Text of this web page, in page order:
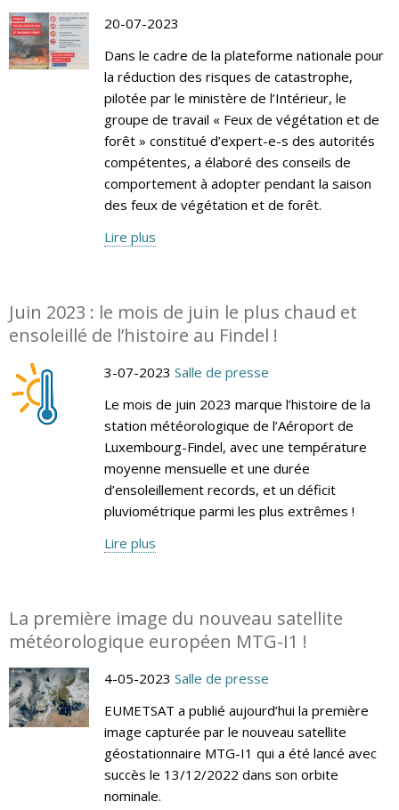
20-07-2023
Dans le cadre de la plateforme nationale pour
la réduction des risques de catastrophe,
pilotée par le ministère de l’Intérieur, le
groupe de travail « Feux de végétation et de
forêt » constitué d’expert-e-s des autorités
compétentes, a élaboré des conseils de
comportement à adopter pendant la saison
des feux de végétation et de forêt.
Lire plus
Juin 2023 : le mois de juin le plus chaud et
ensoleillé de l’histoire au Findel !
3-07-2023 Salle de presse
Le mois de juin 2023 marque l’histoire de la
station météorologique de l’Aéroport de
Luxembourg-Findel, avec une température
moyenne mensuelle et une durée
d’ensoleillement records, et un déficit
pluviométrique parmi les plus extrêmes !
Lire plus
La première image du nouveau satellite
météorologique européen MTG-I1 !
4-05-2023 Salle de presse
EUMETSAT a publié aujourd’hui la première
image capturée par le nouveau satellite
géostationnaire MTG-I1 qui a été lancé avec
succès le 13/12/2022 dans son orbite
nominale.